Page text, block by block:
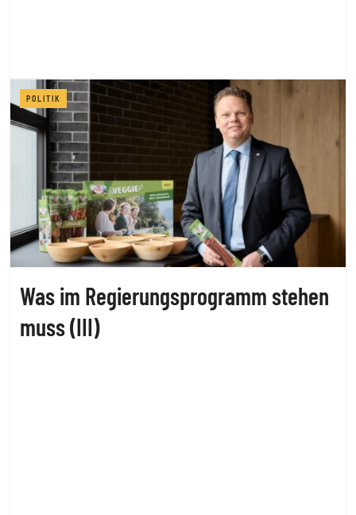
POLITIK
Was im Regierungsprogramm stehen
muss (III)